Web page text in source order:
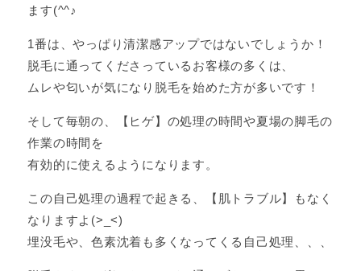
ます(^^♪
1番は、やっぱり清潔感アップではないでしょうか！
脱毛に通ってくださっているお客様の多くは、
ムレや匂いが気になり脱毛を始めた方が多いです！
そして毎朝の、【ヒゲ】の処理の時間や夏場の脚毛の
作業の時間を
有効的に使えるようになります。
この自己処理の過程で起きる、【肌トラブル】もなく
なりますよ(>_<)
埋没毛や、色素沈着も多くなってくる自己処理、、、